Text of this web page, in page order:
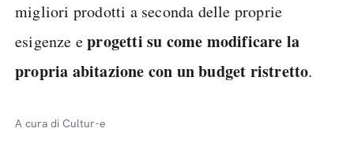
migliori prodotti a seconda delle proprie
esigenze eprogetti su come modificare la
propria abitazione con un budget ristretto.
A cura di Cultur-e